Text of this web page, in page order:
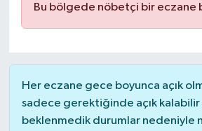
Bu bölgede nöbetçi bir eczane
Her eczane gece boyunca açık
sadece gerektiğinde açık kalabilir
beklenmedik durumlar nedeniyle
İLÇELER